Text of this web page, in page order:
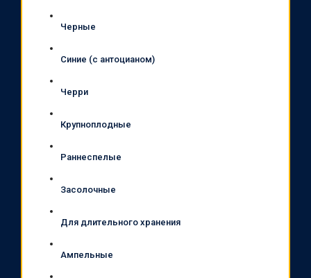
Черные
Синие (с антоцианом)
Черри
Крупноплодные
Раннеспелые
Засолочные
Для длительного хранения
Ампельные